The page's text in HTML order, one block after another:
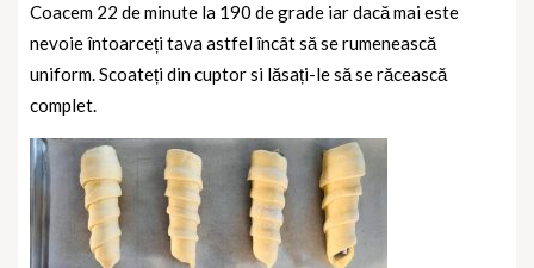
Coacem 22 de minute la 190 de grade iar dacă mai este
nevoie întoarceți tava astfel încât să se rumenească
uniform. Scoateți din cuptor si lăsați-le să se răcească
complet.